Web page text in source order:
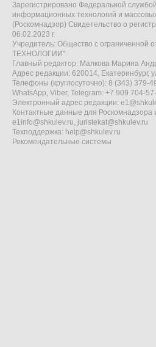
Зарегистрировано Федеральной
информационных технологий и
(Роскомнадзор) Свидетельство о
06.02.2023 г.
Учредитель: Общество с ограниченной
ТЕХНОЛОГИИ"
Главный редактор: Малкова Марина
Адрес редакции: 620014, Екатеринбург,
Телефоны (круглосуточно): 8 (343) 379-
WhatsApp, Viber, Telegram: +7 909 704-
Электронный адрес редакции:
Контактные данные для Роскомнадзора
e1info@shkulev.ru, juristekat@shkulev.ru
Техподдержка: help@shkulev.ru
Рекомендательные системы